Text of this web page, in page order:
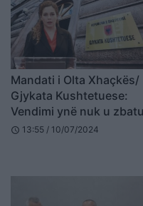
Mandati i Olta Xhaçkës/
Gjykata Kushtetuese:
Vendimi ynë nuk u
nga Kuvendi
schedule 13:55 / 10/07/2024